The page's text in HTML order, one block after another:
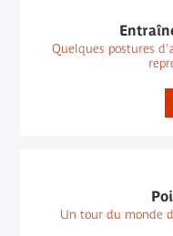
Quelques postures
Un tour du monde